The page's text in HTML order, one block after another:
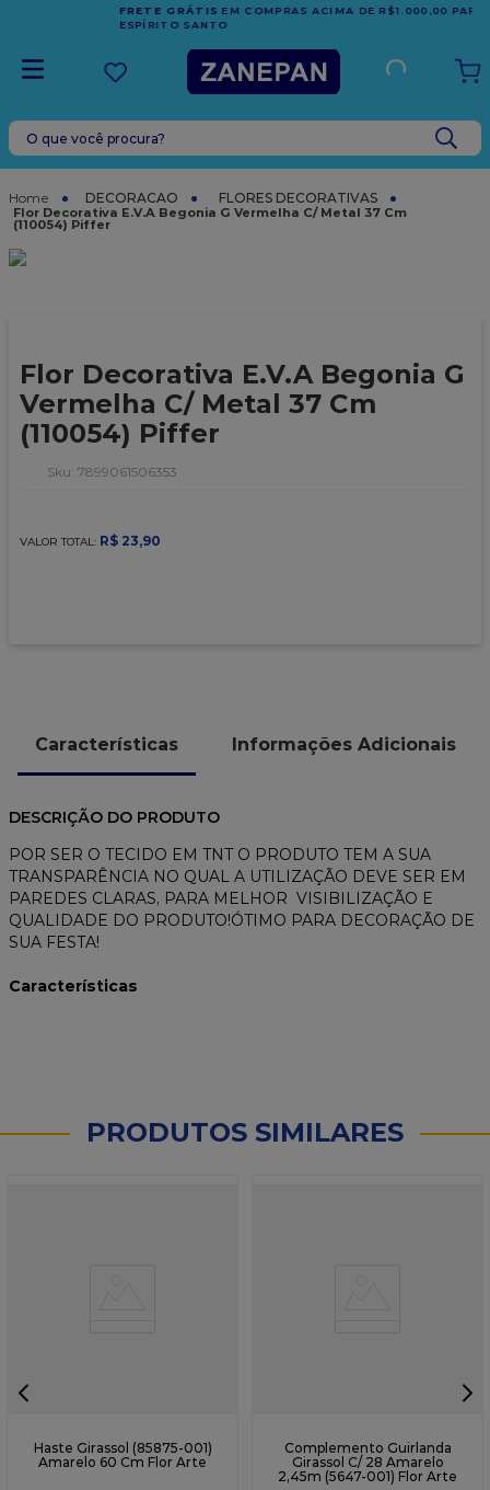
FRETE GRÁTISEM COMPRAS ACIMA DE R$1.000,00 PARA O
ESPÍRITO SANTO
O que você procura?
DECORACAO FLORES DECORATIVAS
Flor Decorativa E.V.A Begonia G Vermelha C/ Metal 37 Cm
(110054) Piffer
Flor Decorativa E.V.A Begonia G
Vermelha C/ Metal 37 Cm
(110054) Piffer
: 7899061506353
VALOR TOTAL: R$ 23,90
Características Informações Adicionais
DESCRIÇÃO DO PRODUTO
POR SER O TECIDO EM TNT O PRODUTO TEM A SUA
TRANSPARÊNCIA NO QUAL A UTILIZAÇÃO DEVE SER EM
PAREDES CLARAS, PARA MELHOR VISIBILIZAÇÃO E
QUALIDADE DO PRODUTO!ÓTIMO PARA DECORAÇÃO DE
SUA FESTA!
Características
PRODUTOS SIMILARES
Haste Girassol (85875-001)
Amarelo 60 Cm Flor Arte
Complemento Guirlanda
Girassol C/ 28 Amarelo
2,45m (5647-001) Flor Arte
TERMOS MAIS BUSCADOS
leite condensado
2º
caixa
6º
sacola
7º
vabene
10º chocolate